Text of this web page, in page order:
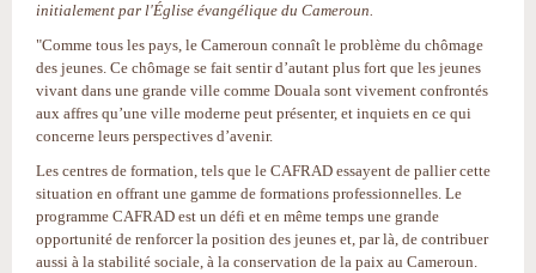
initialement par l'Église évangélique du Cameroun.
"Comme tous les pays, le Cameroun connaît le problème du chômage
des jeunes. Ce chômage se fait sentir d’autant plus fort que les jeunes
vivant dans une grande ville comme Douala sont vivement confrontés
aux affres qu’une ville moderne peut présenter, et inquiets en ce qui
concerne leurs perspectives d’avenir.
Les centres de formation, tels que le CAFRAD essayent de pallier cette
situation en offrant une gamme de formations professionnelles. Le
programme CAFRAD est un défi et en même temps une grande
opportunité de renforcer la position des jeunes et, par là, de contribuer
aussi à la stabilité sociale, à la conservation de la paix au Cameroun.